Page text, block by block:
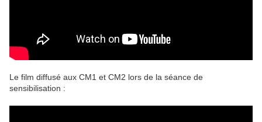
Le film diffusé aux CM1 et CM2 lors de la séance de
sensibilisation :